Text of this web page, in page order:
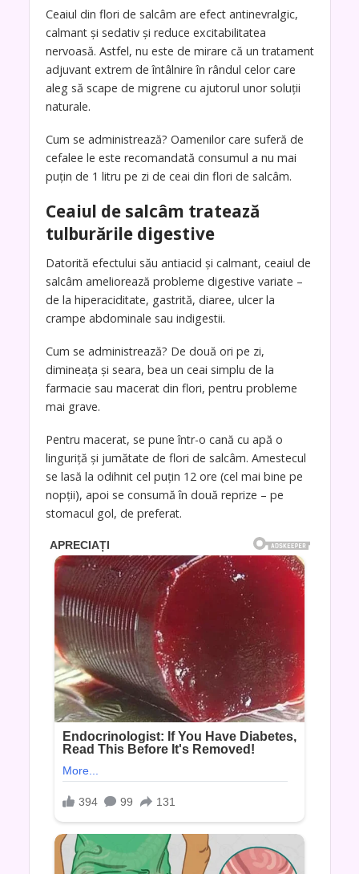
Ceaiul din flori de salcâm are efect antinevralgic,
calmant și sedativ și reduce excitabilitatea
nervoasă. Astfel, nu este de mirare că un tratament
adjuvant extrem de întâlnire în rândul celor care
aleg să scape de migrene cu ajutorul unor soluții
naturale.
Cum se administrează? Oamenilor care suferă de
cefalee le este recomandată consumul a nu mai
puțin de 1 litru pe zi de ceai din flori de salcâm.
Ceaiul de salcâm tratează
tulburările digestive
Datorită efectului său antiacid și calmant, ceaiul de
salcâm ameliorează probleme digestive variate –
de la hiperaciditate, gastrită, diaree, ulcer la
crampe abdominale sau indigestii.
Cum se administrează? De două ori pe zi,
dimineața și seara, bea un ceai simplu de la
farmacie sau macerat din flori, pentru probleme
mai grave.
Pentru macerat, se pune într-o cană cu apă o
linguriță și jumătate de flori de salcâm. Amestecul
se lasă la odihnit cel puțin 12 ore (cel mai bine pe
nopții), apoi se consumă în două reprize – pe
stomacul gol, de preferat.